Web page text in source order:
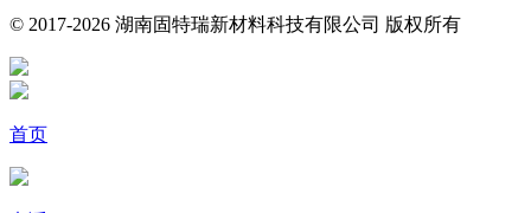
© 2017-2026 湖南固特瑞新材料科技有限公司 版权所有
首页